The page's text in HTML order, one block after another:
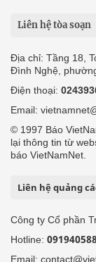
Liên hệ tòa soạn
Địa chỉ: Tầng 18,
Đình Nghệ,
Điện thoại:
Email:
© 1997 Báo
lại thông tin từ
báo VietNamNet.
Liên hệ quảng
Công ty Cổ phần
Hotline:
Email: